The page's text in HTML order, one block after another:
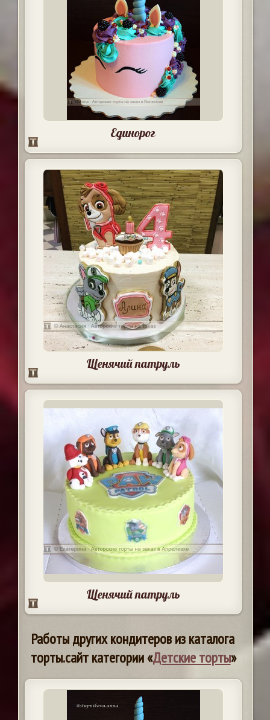
Единорог
Щенячий патруль
Щенячий патруль
Работы других кондитеров из каталога
торты.сайт категории «Детские торты»